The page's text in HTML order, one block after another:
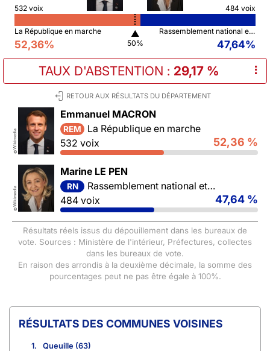
532 voix 484 voix
La République en marche
52,36%
▲
50%
Rassemblement national et ses alliés
47,64%
TAUX D'ABSTENTION : 29,17 % ⠇
RETOUR AUX RÉSULTATS DU DÉPARTEMENT
©
Wikimedia
Emmanuel MACRON
REM
La République en marche
532 voix
52,36 %
©
Wikimedia
Marine LE PEN
RN
Rassemblement national et ses alliés
484 voix
47,64 %
Résultats réels issus du dépouillement dans les bureaux de
vote. Sources : Ministère de l'intérieur, Préfectures, collectes
dans les bureaux de vote.
En raison des arrondis à la deuxième décimale, la somme des
pourcentages peut ne pas être égale à 100%.
COMMUNES VOISINES
1.
Queuille (63)